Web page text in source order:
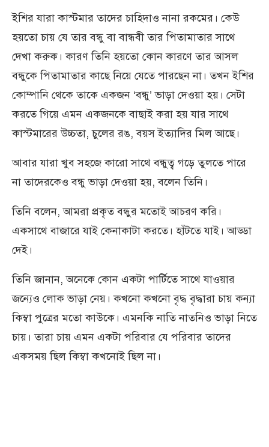
ইশির যারা কাস্টমার তাদের চাহিদাও নানা রকমের। কেউ
হয়তো চায় যে তার বন্ধু বা বান্ধবী তার পিতামাতার সাথে
দেখা করুক। কারণ তিনি হয়তো কোন কারণে তার আসল
বন্ধুকে পিতামাতার কাছে নিয়ে যেতে পারছেন না। তখন ইশির
কোম্পানি থেকে তাকে একজন ‘বন্ধু’ ভাড়া দেওয়া হয়। সেটা
করতে গিয়ে এমন একজনকে বাছাই করা হয় যার সাথে
কাস্টমারের উচ্চতা, চুলের রঙ, বয়স ইত্যাদির মিল আছে।
আবার যারা খুব সহজে কারো সাথে বন্ধুত্ব গড়ে তুলতে পারে
না তাদেরকেও বন্ধু ভাড়া দেওয়া হয়, বলেন তিনি।
তিনি বলেন, আমরা প্রকৃত বন্ধুর মতোই আচরণ করি।
একসাথে বাজারে যাই কেনাকাটা করতে। হাঁটতে যাই। আড্ডা
দেই।
তিনি জানান, অনেকে কোন একটা পার্টিতে সাথে যাওয়ার
জন্যেও লোক ভাড়া নেয়। কখনো কখনো বৃদ্ধ বৃদ্ধারা চায় কন্যা
কিম্বা পুত্রের মতো কাউকে। এমনকি নাতি নাতনিও ভাড়া নিতে
চায়। তারা চায় এমন একটা পরিবার যে পরিবার তাদের
একসময় ছিল কিম্বা কখনোই ছিল না।